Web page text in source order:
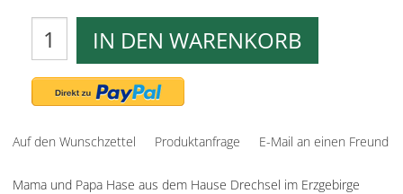
IN DEN WARENKORB
Auf den Wunschzettel Produktanfrage E-Mail an einen Freund
Mama und Papa Hase aus dem Hause Drechsel im Erzgebirge